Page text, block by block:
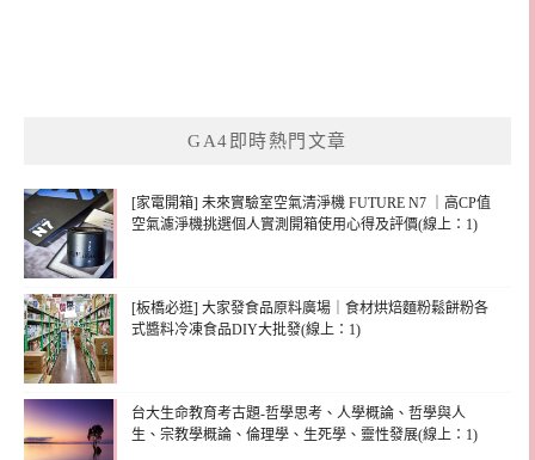
GA4即時熱門文章
[家電開箱] 未來實驗室空氣清淨機 FUTURE N7 ｜高CP值
空氣濾淨機挑選個人實測開箱使用心得及評價(線上：1)
[板橋必逛] 大家發食品原料廣場｜食材烘焙麵粉鬆餅粉各
式醬料冷凍食品DIY大批發(線上：1)
台大生命教育考古題-哲學思考、人學概論、哲學與人
生、宗教學概論、倫理學、生死學、靈性發展(線上：1)